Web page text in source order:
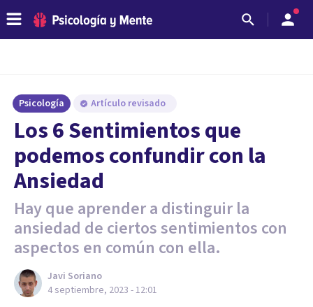
Psicología Artículo revisado
Los 6 Sentimientos que
podemos confundir con la
Ansiedad
Hay que aprender a distinguir la
ansiedad de ciertos sentimientos con
aspectos en común con ella.
Javi Soriano
4 septiembre, 2023 - 12:01